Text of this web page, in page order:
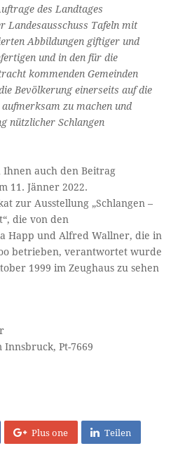
des Landtages
Landesausschuss Tafeln mit
Abbildungen giftiger und
und in den für die
kommenden Gemeinden
Bevölkerung einerseits auf die
zu machen und
nützlicher Schlangen
Ihnen auch den Beitrag
11. Jänner 2022.
zur Ausstellung „Schlangen –
die von den
Happ und Alfred Wallner, die in
betrieben, verantwortet wurde
1999 im Zeughaus zu sehen
Pt-7669
Plus one Teilen